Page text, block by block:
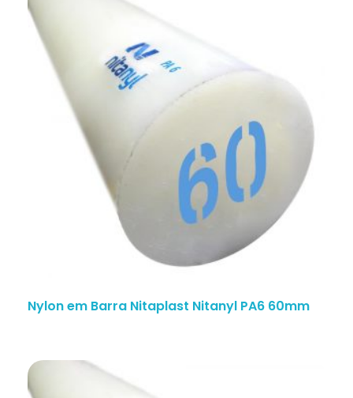
Nylon em Barra Nitaplast Nitanyl PA6 60mm